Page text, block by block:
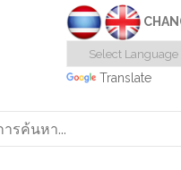
Translate